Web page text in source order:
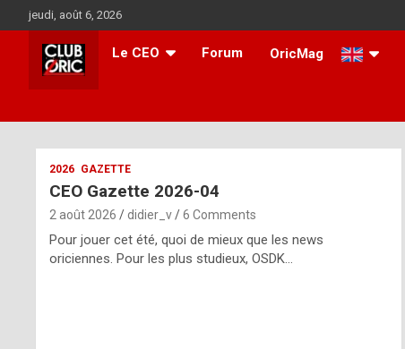
to
content
jeudi, août 6, 2026
Le CEO Forum OricMag
2026 GAZETTE
CEO Gazette 2026-04
2 août 2026 didier_v 6 Comments
Pour jouer cet été, quoi de mieux que les news
oriciennes. Pour les plus studieux, OSDK…